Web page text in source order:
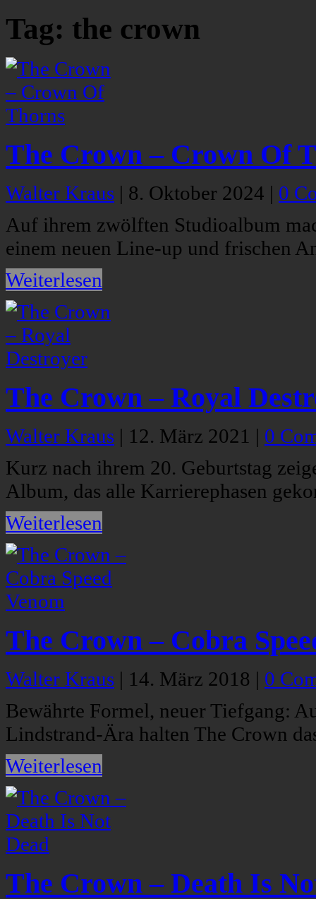
Tag: the crown
The Crown – Crown Of
Walter Kraus | 8. Oktober 2024 | 0
Auf ihrem zwölften Studioalbum
einem neuen Line-up und frischen
Weiterlesen
The Crown – Royal
Walter Kraus | 12. März 2021 | 0
Kurz nach ihrem 20. Geburtstag
Album, das alle Karrierephasen
Weiterlesen
The Crown – Cobra
Walter Kraus | 14. März 2018 | 0
Bewährte Formel, neuer Tiefgang:
Lindstrand-Ära halten The Crown
Weiterlesen
The Crown – Death Is